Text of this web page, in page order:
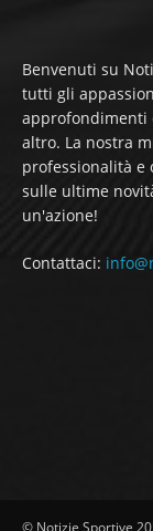
Benvenuti su
tutti gli
approfondimenti
altro. La nostra
professionalità
sulle ultime
un'azione!
Contattaci:
© Notizie Sportive